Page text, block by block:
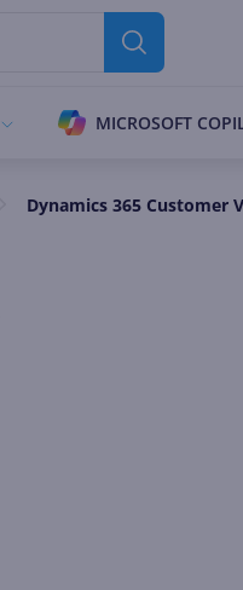
MICROSOFT
Dynamics 365 Customer